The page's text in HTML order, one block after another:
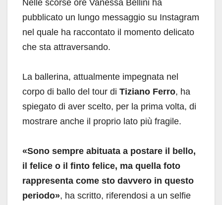
Nelle scorse ore Vanessa Bellini ha
pubblicato un lungo messaggio su Instagram
nel quale ha raccontato il momento delicato
che sta attraversando.
La ballerina, attualmente impegnata nel
corpo di ballo del tour di Tiziano Ferro, ha
spiegato di aver scelto, per la prima volta, di
mostrare anche il proprio lato più fragile.
«Sono sempre abituata a postare il bello,
il felice o il finto felice, ma quella foto
rappresenta come sto davvero in questo
periodo», ha scritto, riferendosi a un selfie